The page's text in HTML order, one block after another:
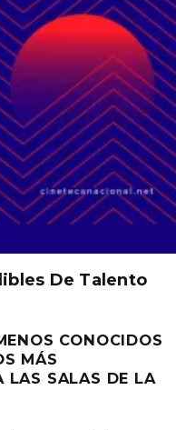
De Talento
CONOCIDOS
MÁS
LAS SALAS DE LA